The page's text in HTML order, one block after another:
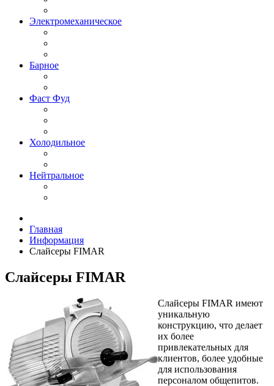
Электромеханическое
Барное
Фаст Фуд
Холодильное
Нейтральное
Главная
Информация
Слайсеры FIMAR
Слайсеры FIMAR
Слайсеры FIMAR имеют
уникальную
конструкцию, что делает
их более
привлекательных для
клиентов, более удобные
для использования
персоналом общепитов.